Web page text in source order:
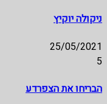
ניקולה יוקיץ
25/05/2021
5
הבריחו את הצפרדע